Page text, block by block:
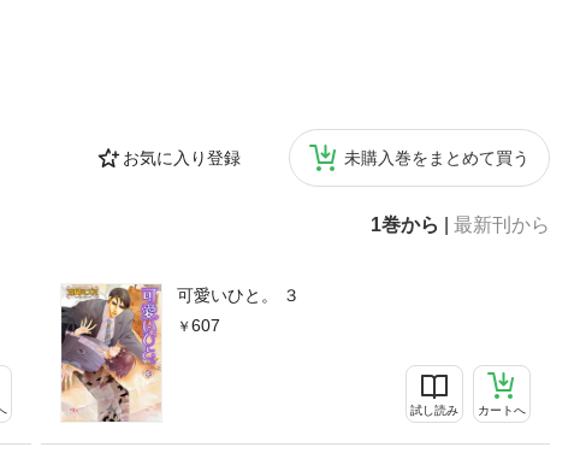
お気に入り登録 未購入巻をまとめて買う
1巻から 最新刊から
可愛いひと。 ３
607
試し読み カートへ